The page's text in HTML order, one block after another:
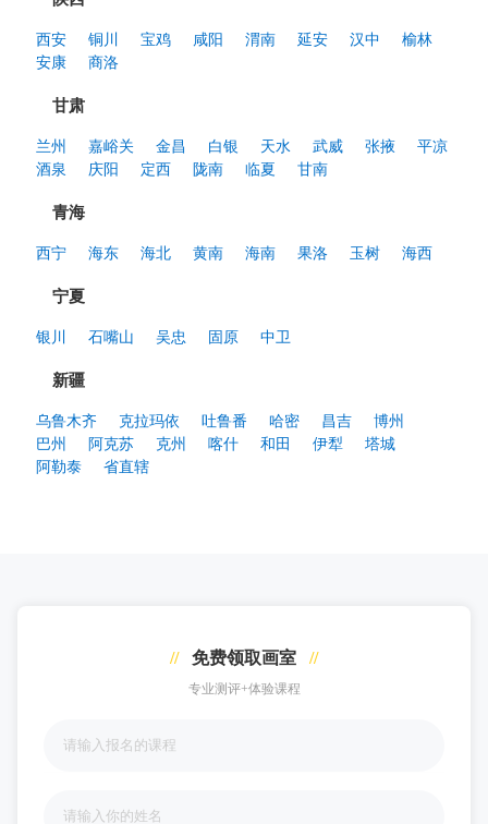
西安 铜川 宝鸡 咸阳 渭南 延安 汉中
榆林
安康
商洛
甘肃
兰州 嘉峪关 金昌 白银 天水 武威 张掖
平凉
酒泉
庆阳 定西 陇南 临夏 甘南
青海
西宁 海东 海北 黄南 海南 果洛 玉树 海西
宁夏
银川 石嘴山 吴忠 固原 中卫
新疆
乌鲁木齐 克拉玛依 吐鲁番 哈密 昌吉
博州
巴州
阿克苏 克州 喀什 和田 伊犁
塔城
阿勒泰
省直辖
// 免费领取画室 //
专业测评+体验课程